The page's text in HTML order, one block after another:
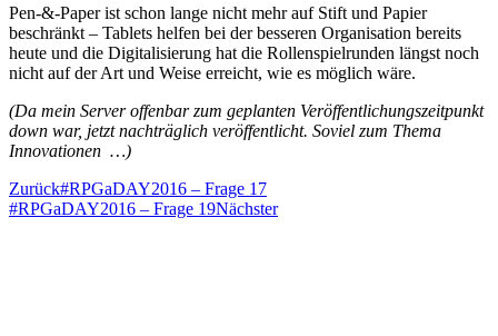
Pen-&-Paper ist schon lange nicht mehr auf Stift und Papier
beschränkt – Tablets helfen bei der besseren Organisation bereits
heute und die Digitalisierung hat die Rollenspielrunden längst noch
nicht auf der Art und Weise erreicht, wie es möglich wäre.
(Da mein Server offenbar zum geplanten Veröffentlichungszeitpunkt
down war, jetzt nachträglich veröffentlicht. Soviel zum Thema
Innovationen …)
Zurück#RPGaDAY2016 – Frage 17
#RPGaDAY2016 – Frage 19Nächster